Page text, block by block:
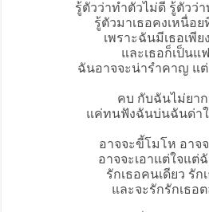
รู้ตัวว่าทำตัวไม่ดี รู้ตัวว่
รู้ตัวมาเธอคงเหนื่อ
เพราะฉันมีเธอเพีย
และเธอก็เป็นแ
ฉันอาจจะน่ารำคาญ แต่
คบ กับฉันไม่ยา
แค่ทนฟังฉันบ่นฉันด่า
อาจจะขี้โมโห อาจ
อาจจะเอาแต่ใจแต่
รักเธอคนเดียว รัก
และจะรักรักเธอ